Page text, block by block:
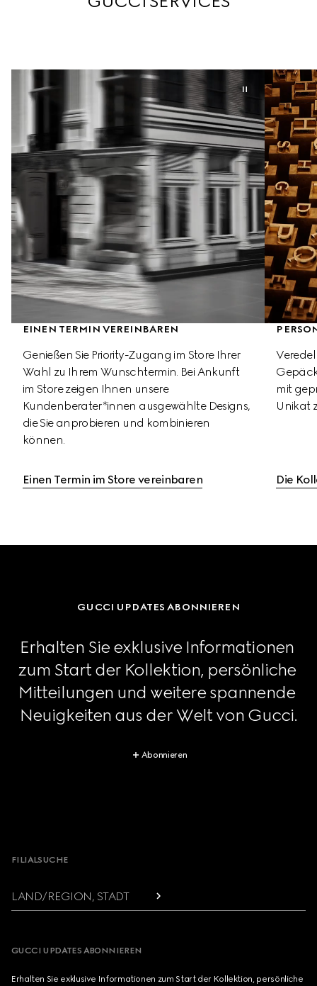
EINEN TERMIN VEREINBAREN
Genießen Sie Priority-Zugang im Store Ihrer
Wahl zu Ihrem Wunschtermin. Bei Ankunft
im Store zeigen Ihnen unsere
Kundenberater*innen ausgewählte Designs,
die Sie anprobieren und kombinieren
können.
Einen Termin im Store vereinbaren
mit
Unikat
Die
GUCCI UPDATES ABONNIEREN
Erhalten Sie exklusive Informationen
zum Start der Kollektion, persönliche
Mitteilungen und weitere spannende
Neuigkeiten aus der Welt von Gucci.
Abonnieren
FILIALSUCHE
LAND/REGION, STADT
GUCCI UPDATES ABONNIEREN
Erhalten Sie exklusive Informationen zum Start der Kollektion, persönliche